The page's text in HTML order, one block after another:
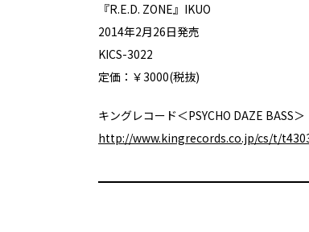
『R.E.D. ZONE』IKUO
2014年2月26日発売
KICS-3022
定価：￥3000(税抜)
キングレコード＜PSYCHO DAZE BASS＞
http://www.kingrecords.co.jp/cs/t/